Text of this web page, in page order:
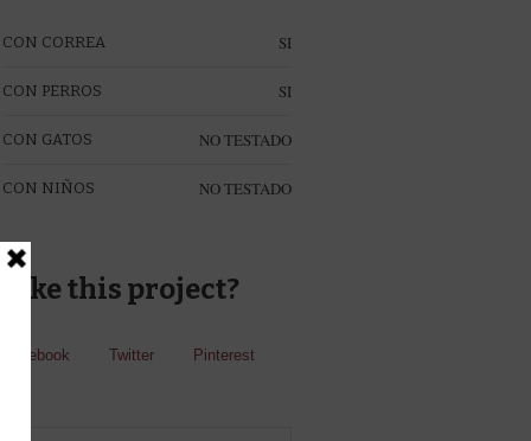
CON CORREA SI
CON PERROS SI
CON GATOS NO TESTADO
CON NIÑOS NO TESTADO
Like this project?
Facebook Twitter Pinterest